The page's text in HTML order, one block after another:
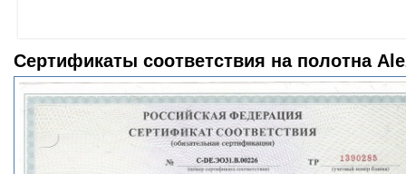
Сертификаты соответствия на полотна